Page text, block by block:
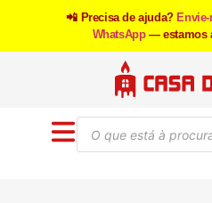
📲 Precisa de ajuda?
WhatsApp — estamos